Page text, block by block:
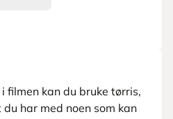
filmen kan du bruke tørris,
har med noen som kan